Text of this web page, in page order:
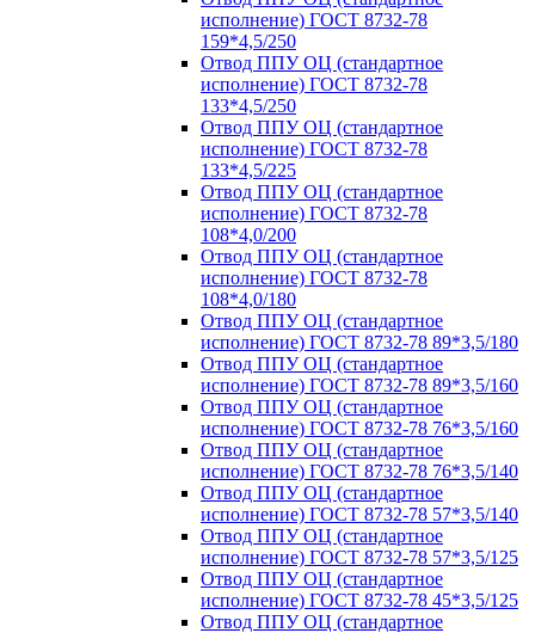
исполнение) ГОСТ 8732-78
159*4,5/250
Отвод ППУ ОЦ (стандартное
исполнение) ГОСТ 8732-78
133*4,5/250
Отвод ППУ ОЦ (стандартное
исполнение) ГОСТ 8732-78
133*4,5/225
Отвод ППУ ОЦ (стандартное
исполнение) ГОСТ 8732-78
108*4,0/200
Отвод ППУ ОЦ (стандартное
исполнение) ГОСТ 8732-78
108*4,0/180
Отвод ППУ ОЦ (стандартное
исполнение) ГОСТ 8732-78 89*3,5/180
Отвод ППУ ОЦ (стандартное
исполнение) ГОСТ 8732-78 89*3,5/160
Отвод ППУ ОЦ (стандартное
исполнение) ГОСТ 8732-78 76*3,5/160
Отвод ППУ ОЦ (стандартное
исполнение) ГОСТ 8732-78 76*3,5/140
Отвод ППУ ОЦ (стандартное
исполнение) ГОСТ 8732-78 57*3,5/140
Отвод ППУ ОЦ (стандартное
исполнение) ГОСТ 8732-78 57*3,5/125
Отвод ППУ ОЦ (стандартное
исполнение) ГОСТ 8732-78 45*3,5/125
Отвод ППУ ОЦ (стандартное